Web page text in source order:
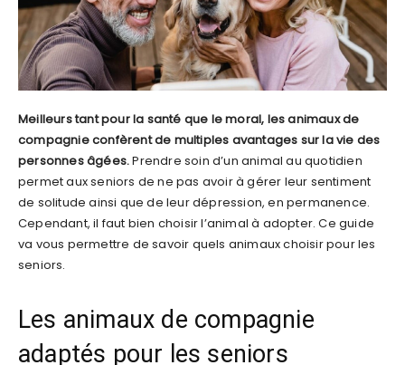
Meilleurs tant pour la santé que le moral, les animaux de
compagnie confèrent de multiples avantages sur la vie des
personnes âgées.Prendre soin d’un animal au quotidien
permet aux seniors de ne pas avoir à gérer leur sentiment
de solitude ainsi que de leur dépression, en permanence.
Cependant, il faut bien choisir l’animal à adopter. Ce guide
va vous permettre de savoir quels animaux choisir pour les
seniors.
Les animaux de compagnie
adaptés pour les seniors